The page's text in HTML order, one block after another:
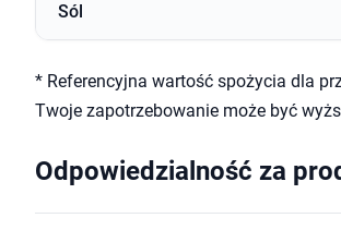
Sól
* Referencyjna wartość spożycia dla
Twoje zapotrzebowanie może być
Odpowiedzialność za